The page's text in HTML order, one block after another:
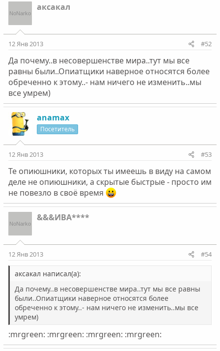
аксакал
12 Янв 2013 #52
Да почему..в несовершенстве мира..тут мы все
равны были..Опиатщики наверное относятся более
обреченно к этому..- нам ничего не изменить..мы
все умрем)
anamax
Посетитель
12 Янв 2013 #53
Те опиюшники, которых ты имеешь в виду на самом
деле не опиюшники, а скрытые быстрые - просто им
не повезло в своё время
&&&ИВА****
12 Янв 2013 #54
аксакал написал(а):
Да почему..в несовершенстве мира..тут мы все равны
были..Опиатщики наверное относятся более
обреченно к этому..- нам ничего не изменить..мы все
умрем)
:mrgreen: :mrgreen: :mrgreen: :mrgreen: